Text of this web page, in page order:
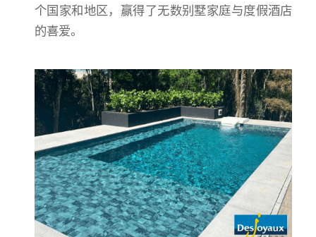
个国家和地区，赢得了无数别墅家庭与度假酒店
的喜爱。